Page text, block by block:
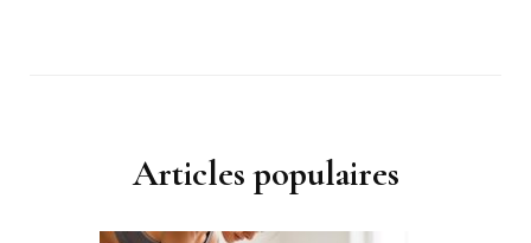
Articles populaires